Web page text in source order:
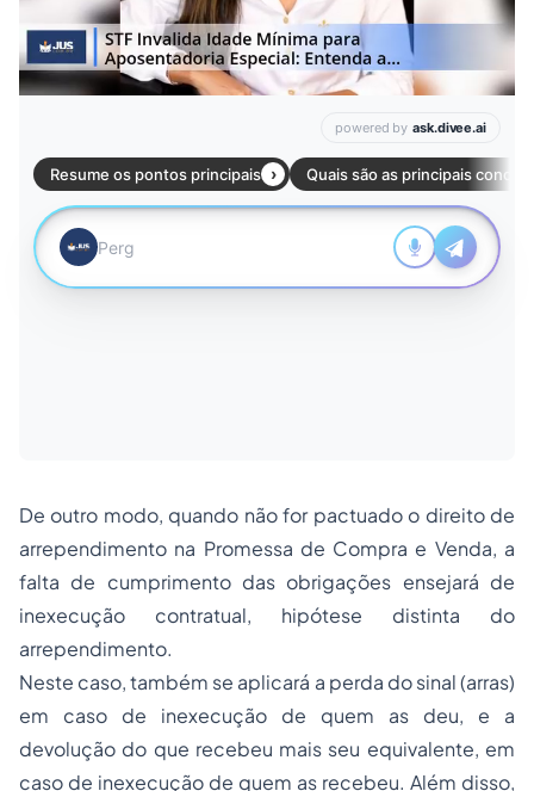
De outro modo, quando não for pactuado o direito de
arrependimento na Promessa de Compra e Venda, a
falta de cumprimento das obrigações ensejará de
inexecução contratual, hipótese distinta do
arrependimento.
Neste caso, também se aplicará a perda do sinal (arras)
em caso de inexecução de quem as deu, e a
devolução do que recebeu mais seu equivalente, em
caso de inexecução de quem as recebeu. Além disso,